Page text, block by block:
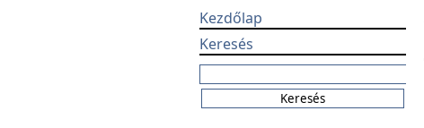
Kezdőlap
Keresés